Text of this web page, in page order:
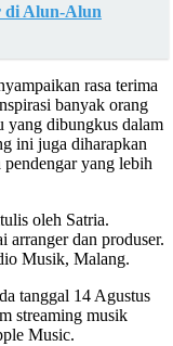
di Alun-Alun
rasa terima
banyak orang
yang dibungkus dalam
ini juga diharapkan
yang lebih
oleh Satria.
arranger dan produser.
Musik, Malang.
tanggal 14 Agustus
streaming musik
Music.